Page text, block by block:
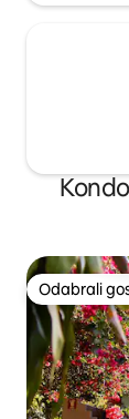
Odabrali
Odabrali